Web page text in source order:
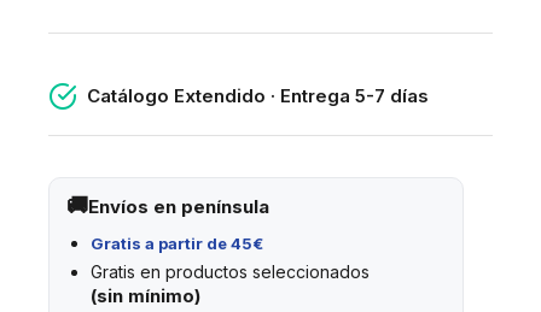
Catálogo Extendido · Entrega 5-7 días
Envíos en península
Gratis a partir de 45€
Gratis en productos seleccionados
(sin mínimo)